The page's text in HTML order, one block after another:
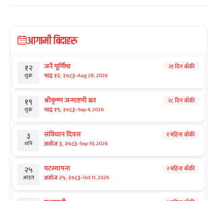
आगामी बिदाहरु
१२
शुक्र
जनै पूर्णिमा
भाद्र १२, २०८३-Aug 28, 2026
२१ दिन बाँकी
१९
शुक्र
श्रीकृष्ण जन्माष्टमी व्रत
भाद्र १९, २०८३-Sep 4, 2026
२८ दिन बाँकी
३
शनि
संविधान दिवस
असोज ३, २०८३-Sep 19, 2026
१ महिना बाँकी
२५
आइत
घटस्थापना
असोज २५, २०८३-Oct 11, 2026
२ महिना बाँकी